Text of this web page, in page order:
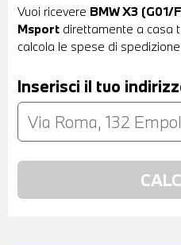
Vuoi ricevere BMW X3
Msport direttamente a casa
calcola le spese di spedizione
Inserisci il tuo